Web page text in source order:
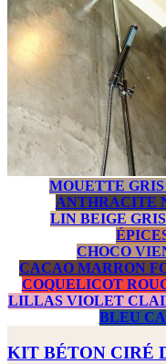
MOUETTE
ANTHRACITE
LIN BEIGE
CHOCO
CACAO MARRON
COQUELICOT
LILLAS VIOLET
BLEU
KIT BÉTON CIRÉ